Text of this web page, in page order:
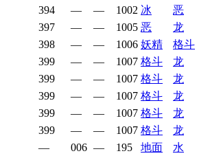
394 — — 1002 冰
恶
397 — — 1005 恶
龙
398 — — 1006 妖精
格斗
399 — — 1007 格斗
龙
399 — — 1007 格斗
龙
399 — — 1007 格斗
龙
399 — — 1007 格斗
龙
399 — — 1007 格斗
龙
— 006 — 195 地面
水